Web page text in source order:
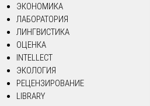
ЭКОНОМИКА
ЛАБОРАТОРИЯ
ЛИНГВИСТИКА
ОЦЕНКА
INTELLECT
ЭКОЛОГИЯ
РЕЦЕНЗИРОВАНИЕ
LIBRARY